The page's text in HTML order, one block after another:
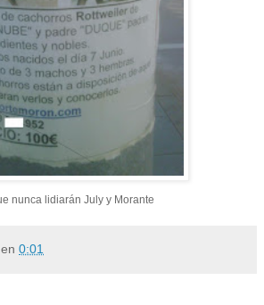
nunca lidiarán July y Morante
en 0:01